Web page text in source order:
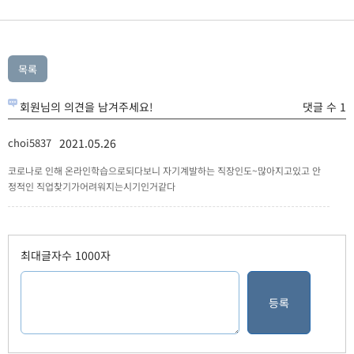
회원님의 의견을 남겨주세요! 댓글 수 1
choi5837 2021.05.26
코로나로 인해 온라인학습으로되다보니 자기계발하는 직장인도~많아지고있고 안
정적인 직업찾기가어려워지는시기인거같다
최대글자수 1000자